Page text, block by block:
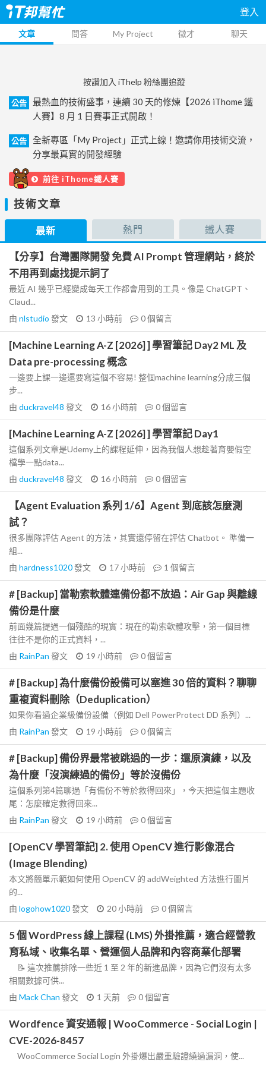
登入
文章 問答 My Project 徵才 聊天
按讚加入 iThelp 粉絲團追蹤
公告
最熱血的技術盛事，連續 30 天的修煉【2026 iThome 鐵
人賽】8 月 1 日賽事正式開啟！
公告
全新專區「My Project」正式上線！邀請你用技術交流，
分享最真實的開發經驗
前往 iThome鐵人賽
技術文章
最新 熱門 鐵人賽
【分享】台灣團隊開發 免費 AI Prompt 管理網站，終於
不用再到處找提示詞了
最近 AI 幾乎已經變成每天工作都會用到的工具。像是 ChatGPT、
Claud...
由 nlstudio 發文 13 小時前 0個留言
[Machine Learning A-Z [2026] ] 學習筆記 Day2 ML 及
Data pre-processing 概念
一邊要上課一邊還要寫這個不容易! 整個machine learning分成三個
步...
由 duckravel48 發文 16 小時前 0個留言
[Machine Learning A-Z [2026] ] 學習筆記 Day1
這個系列文章是Udemy上的課程延伸，因為我個人想趁著育嬰假空
檔學一點data...
由 duckravel48 發文 16 小時前 0個留言
【Agent Evaluation 系列 1/6】Agent 到底該怎麼測
試？
很多團隊評估 Agent 的方法，其實還停留在評估 Chatbot。 準備一
組...
由 hardness1020發文 17 小時前 1 個留言
# [Backup] 當勒索軟體連備份都不放過：Air Gap 與離線
備份是什麼
前面幾篇提過一個殘酷的現實：現在的勒索軟體攻擊，第一個目標
往往不是你的正式資料，...
由 RainPan 發文 19 小時前 0個留言
# [Backup] 為什麼備份設備可以塞進 30 倍的資料？聊聊
重複資料刪除（Deduplication）
如果你看過企業級備份設備（例如 Dell PowerProtect DD 系列）...
由 RainPan 發文 19 小時前 0個留言
# [Backup] 備份界最常被跳過的一步：還原演練，以及
為什麼「沒演練過的備份」等於沒備份
這個系列第4篇聊過「有備份不等於救得回來」，今天把這個主題收
尾：怎麼確定救得回來...
由 RainPan 發文 19 小時前 0個留言
[OpenCV 學習筆記] 2. 使用 OpenCV 進行影像混合
(Image Blending)
本文將簡單示範如何使用 OpenCV 的 addWeighted 方法進行圖片
的...
由 logohow1020發文 20 小時前 0個留言
5 個 WordPress 線上課程 (LMS) 外掛推薦，適合經營教
育私域、收集名單、營運個人品牌和內容商業化部署
📝 這次推薦排除一些近 1 至 2 年的新進品牌，因為它們沒有太多
相關數據可供...
由 Mack Chan 發文 1 天前 0個留言
Wordfence 資安通報 | WooCommerce - Social Login |
CVE-2026-8457
WooCommerce Social Login 外掛爆出嚴重驗證繞過漏洞，使...